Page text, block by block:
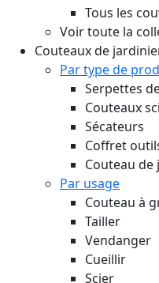
Tous les
Voir toute la
Couteaux de
Par type de
Serpettes
Couteaux
Sécateurs
Coffret
Couteau de
Par usage
Couteau à
Tailler
Vendanger
Cueillir
Scier